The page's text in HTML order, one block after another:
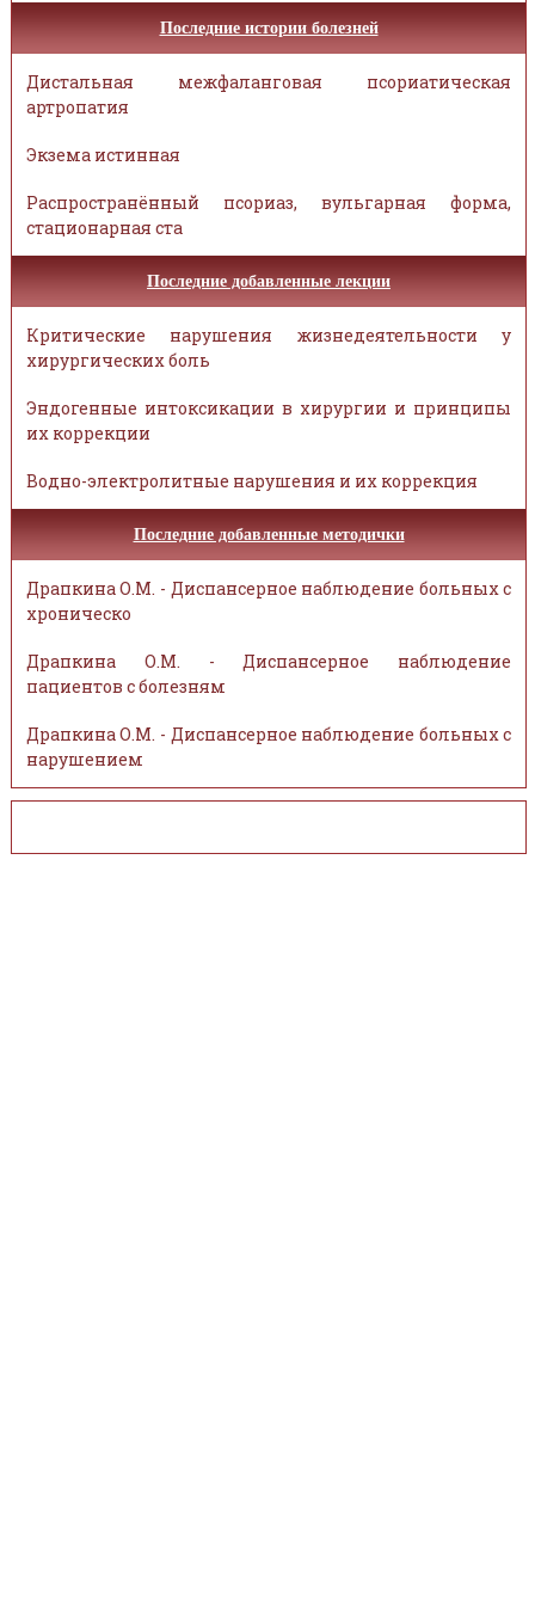
Последние истории болезней
Дистальная межфаланговая псориатическая
артропатия
Экзема истинная
Распространённый псориаз, вульгарная форма,
стационарная ста
Последние добавленные лекции
Критические нарушения жизнедеятельности у
хирургических боль
Эндогенные интоксикации в хирургии и принципы
их коррекции
Водно-электролитные нарушения и их коррекция
Последние добавленные методички
Драпкина О.М. - Диспансерное наблюдение больных с
хроническо
Драпкина О.М. - Диспансерное наблюдение
пациентов с болезням
Драпкина О.М. - Диспансерное наблюдение больных с
нарушением